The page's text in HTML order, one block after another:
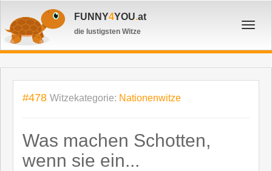
FUNNY4YOU.at
die lustigsten Witze
#478 Witzekategorie: Nationenwitze
Was machen Schotten,
wenn sie ein...